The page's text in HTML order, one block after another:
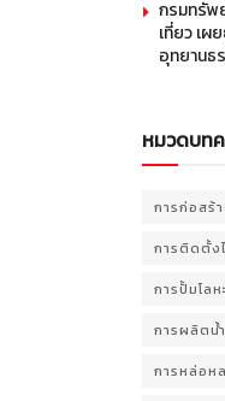
กรมทรัพ
เที่ยว เ
อุทยานธ
หมวดบท
การก่อสร้
การติดตั้ง
การปั้มโลหะ
การผลิตน้
การหล่อห